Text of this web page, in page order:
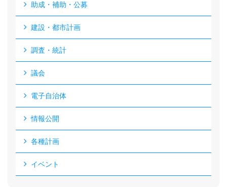
助成・補助・公募
建設・都市計画
調査・統計
議会
電子自治体
情報公開
各種計画
イベント